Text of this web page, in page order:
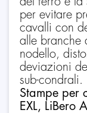
per evitare
cavalli con
alle branche
nodello,
deviazioni
sub-condrali.
Stampe per
EXL, LiBero